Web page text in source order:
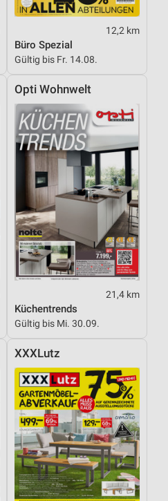
12,2 km
Büro Spezial
Gültig bis Fr. 14.08.
Opti Wohnwelt
21,4 km
Küchentrends
Gültig bis Mi. 30.09.
XXXLutz